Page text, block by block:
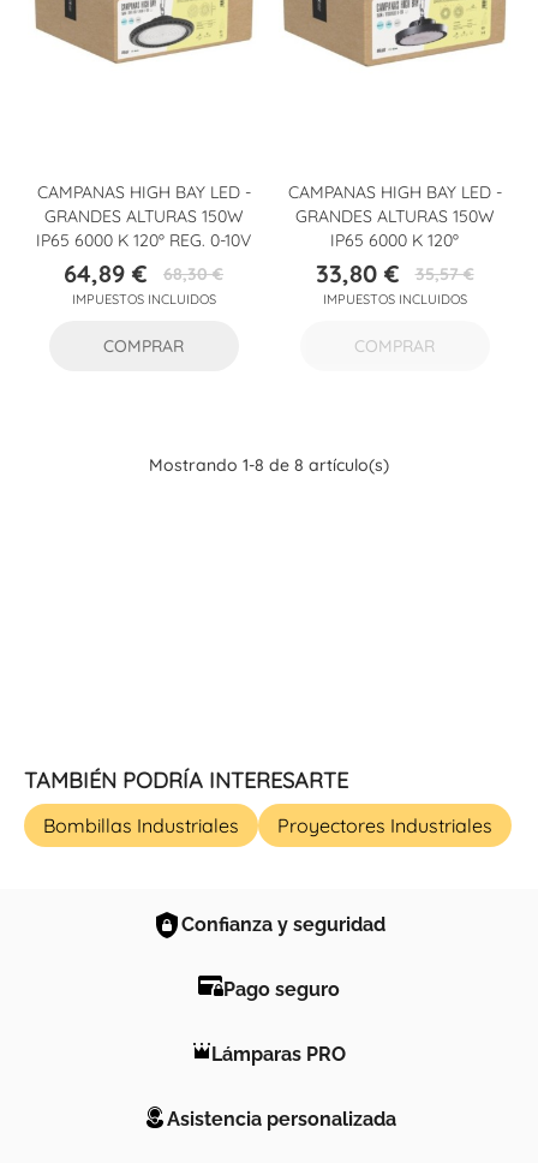
CAMPANAS HIGH BAY LED -
GRANDES ALTURAS 150W
IP65 6000 K 120º REG. 0-10V
Precio
64,89 €Precio
base
68,30 €
IMPUESTOS INCLUIDOS
COMPRAR
CAMPANAS HIGH BAY LED -
GRANDES ALTURAS 150W
IP65 6000 K 120º
Precio
33,80 €Precio
base
35,57 €
IMPUESTOS INCLUIDOS
COMPRAR
Mostrando 1-8 de 8 artículo(s)
TAMBIÉN PODRÍA INTERESARTE
Bombillas Industriales Proyectores Industriales
Confianza y seguridad
Pago seguro
Lámparas PRO
Asistencia personalizada